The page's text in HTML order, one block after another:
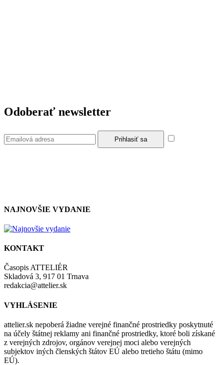
Odoberať newsletter
NAJNOVŠIE VYDANIE
KONTAKT
Časopis ATTELIÉR
Skladová 3, 917 01 Trnava
redakcia@attelier.sk
VYHLÁSENIE
attelier.sk nepoberá žiadne verejné finančné prostriedky poskytnuté
na účely štátnej reklamy ani finančné prostriedky, ktoré boli získané
z verejných zdrojov, orgánov verejnej moci alebo verejných
subjektov iných členských štátov EÚ alebo tretieho štátu (mimo
EÚ).